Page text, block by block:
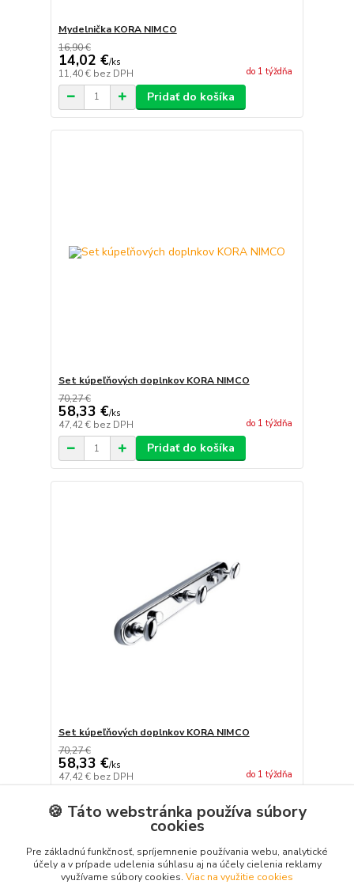
Mydelnička KORA NIMCO
16,90 €
14,02 €/ks
11,40 € bez DPH do 1 týždňa
Pridať do košíka
Set kúpeľňových doplnkov KORA NIMCO
70,27 €
58,33 €/ks
47,42 € bez DPH do 1 týždňa
Pridať do košíka
Set kúpeľňových doplnkov KORA NIMCO
70,27 €
58,33 €/ks
47,42 € bez DPH do 1 týždňa
strana z 1
🍪 Táto webstránka používa súbory
cookies
Pre základnú funkčnosť, spríjemnenie používania webu, analytické
účely a v prípade udelenia súhlasu aj na účely cielenia reklamy
využívame súbory cookies. Viac na využitie cookies